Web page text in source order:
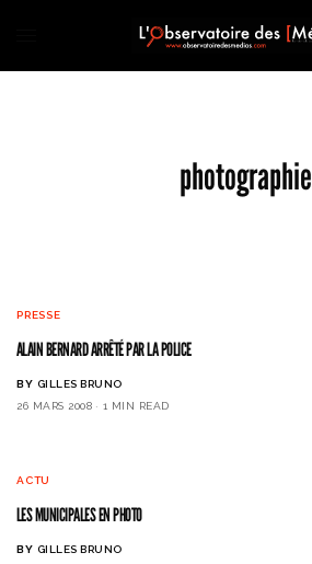
photographie
PRESSE
ALAIN BERNARD ARRÊTÉ PAR LA POLICE
BY GILLES BRUNO
26 MARS 2008
1 MIN READ
ACTU
LES MUNICIPALES EN PHOTO
BY GILLES BRUNO